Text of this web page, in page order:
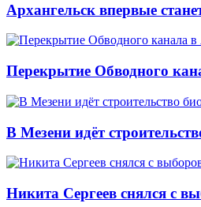
Архангельск впервые
Перекрытие Обводного
В Мезени идёт
Никита Сергеев снялся с